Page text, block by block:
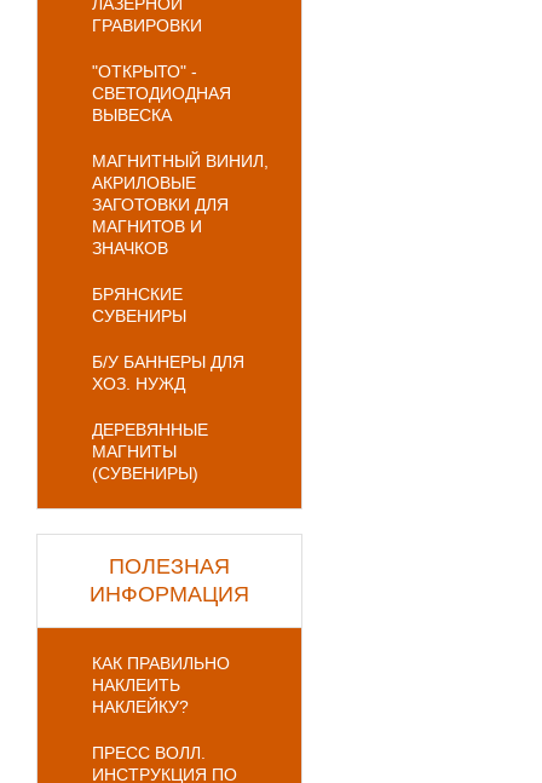
ГРАВИРОВКИ
"ОТКРЫТО" -
СВЕТОДИОДНАЯ
ВЫВЕСКА
МАГНИТНЫЙ ВИНИЛ,
АКРИЛОВЫЕ
ЗАГОТОВКИ ДЛЯ
МАГНИТОВ И
ЗНАЧКОВ
БРЯНСКИЕ
СУВЕНИРЫ
Б/У БАННЕРЫ ДЛЯ
ХОЗ. НУЖД
ДЕРЕВЯННЫЕ
МАГНИТЫ
(СУВЕНИРЫ)
ПОЛЕЗНАЯ
ИНФОРМАЦИЯ
КАК ПРАВИЛЬНО
НАКЛЕИТЬ
НАКЛЕЙКУ?
ПРЕСС ВОЛЛ.
ИНСТРУКЦИЯ ПО